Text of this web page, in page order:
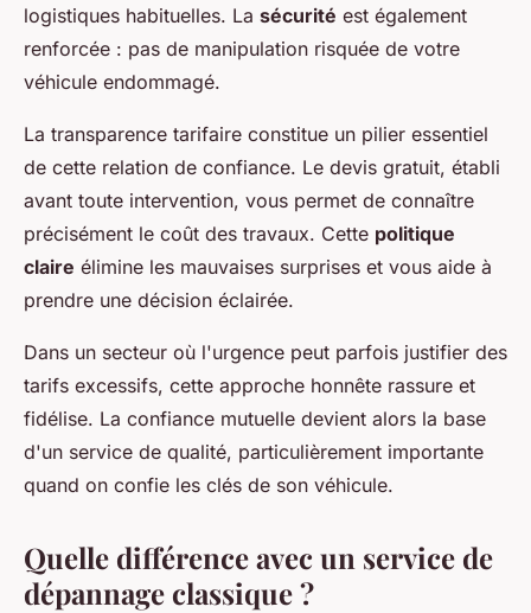
logistiques habituelles. La sécurité est également
renforcée : pas de manipulation risquée de votre
véhicule endommagé.
La transparence tarifaire constitue un pilier essentiel
de cette relation de confiance. Le devis gratuit, établi
avant toute intervention, vous permet de connaître
précisément le coût des travaux. Cette politique
claire élimine les mauvaises surprises et vous aide à
prendre une décision éclairée.
Dans un secteur où l'urgence peut parfois justifier des
tarifs excessifs, cette approche honnête rassure et
fidélise. La confiance mutuelle devient alors la base
d'un service de qualité, particulièrement importante
quand on confie les clés de son véhicule.
Quelle différence avec un service de
dépannage classique ?